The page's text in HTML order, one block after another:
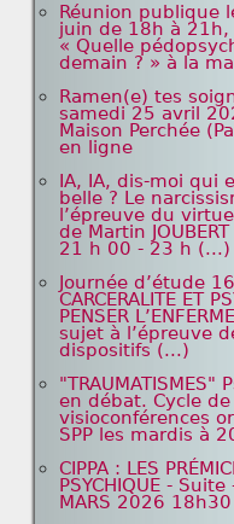
Réunion publique
juin de 18h à
« Quelle
demain ? » à la
Ramen(e) tes
samedi 25 avril
Maison Perchée
en ligne
IA, IA, dis-moi qui
belle ? Le
l’épreuve du
de Martin
21 h 00 - 23 h (...)
Journée d’étude
CARCERALITE ET
PENSER
sujet à l’épreuve
dispositifs (...)
"TRAUMATISMES"
en débat. Cycle
visioconférences
SPP les mardis à
CIPPA : LES
PSYCHIQUE -
MARS 2026